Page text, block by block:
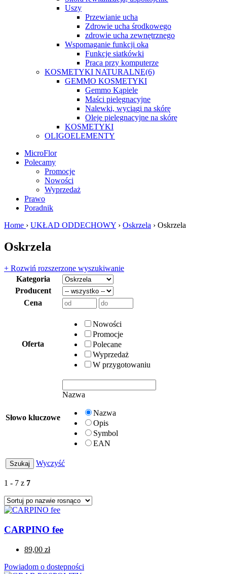
Uszy
Przewianie ucha
Zdrowie ucha środkowego
zdrowie ucha zewnętrznego
Wspomaganie funkcji oka
Funkcje siatkówki
Praca przy komputerze
KOSMETYKI NATURALNE(6)
GEMMO KOSMETYKI
Gemmo Kąpiele
Maści pielęgnacyjne
Nalewki, wyciągi na skórę
Oleje pielęgnacyjne na skórę
KOSMETYKI
OLIGOELEMENTY
MicroFlor
Polecamy
Promocje
Nowości
Wyprzedaż
Prawo
Poradnik
Home › UKŁAD ODDECHOWY › Oskrzela › Oskrzela
Oskrzela
+ Rozwiń rozszerzone wyszukiwanie
Kategoria
Producent
Cena
Oferta
Nowości
Promocje
Polecane
Wyprzedaż
W przygotowaniu
Słowo kluczowe
Nazwa
Nazwa
Opis
Symbol
EAN
Wyczyść
1 - 7 z 7
CARPINO fee
89,00 zł
Powiadom o dostępności